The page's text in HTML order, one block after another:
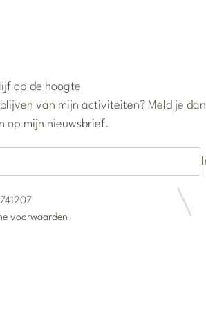
op de hoogte
van mijn activiteiten? Meld je dan
op mijn nieuwsbrief.
voorwaarden